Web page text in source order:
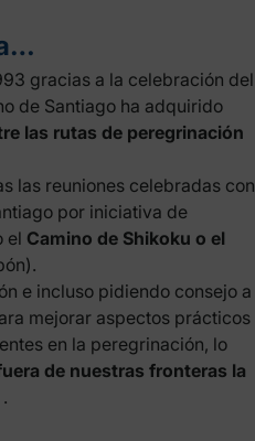
gracias a la celebración del
de Santiago ha adquirido
las rutas de peregrinación
las reuniones celebradas con
por iniciativa de
el Camino de Shikoku o el
e incluso pidiendo consejo a
mejorar aspectos prácticos
en la peregrinación, lo
de nuestras fronteras la
.